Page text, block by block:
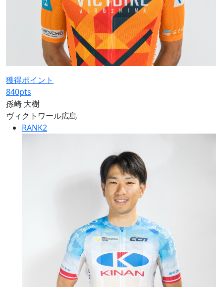
獲得ポイント
840pts
孫崎 大樹
ヴィクトワール広島
RANK2